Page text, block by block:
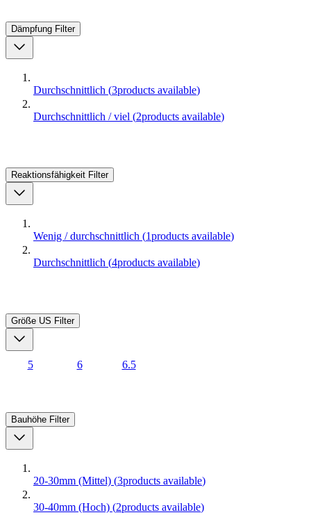
Dämpfung Filter
Durchschnittlich (3products available)
Durchschnittlich / viel (2products available)
Reaktionsfähigkeit Filter
Wenig / durchschnittlich (1products available)
Durchschnittlich (4products available)
Größe US Filter
5 6 6.5
Bauhöhe Filter
20-30mm (Mittel) (3products available)
30-40mm (Hoch) (2products available)